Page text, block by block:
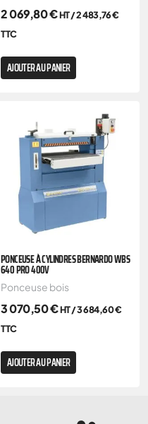
2 069,80€HT /2 483,76€
TTC
AJOUTER AU PANIER
PONCEUSE À CYLINDRES BERNARDO WBS
640 PRO 400V
Ponceuse bois
3 070,50€HT /3 684,60€
TTC
AJOUTER AU PANIER